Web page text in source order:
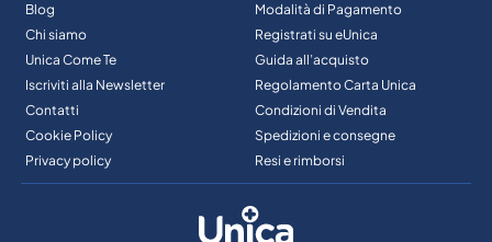
Blog
Chi siamo
Unica Come Te
Iscriviti alla Newsletter
Contatti
Cookie Policy
Privacy policy
Modalità di Pagamento
Registrati su eUnica
Guida all’acquisto
Regolamento Carta Unica
Condizioni di Vendita
Spedizioni e consegne
Resi e rimborsi